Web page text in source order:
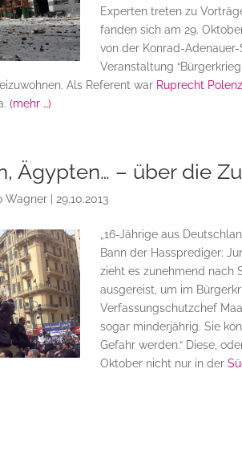
Experten treten zu
fanden sich am 29.
von der Konrad-
Veranstaltung
Als Referent war Ruprecht
(mehr …)
Ägypten… – über die
Wagner 29.10.2013
„16-Jährige aus
Bann der Hassprediger:
zieht es zunehmend nach
ausgereist, um im
Verfassungschutzchef
sogar minderjährig. Sie
Gefahr werden.“ Diese,
Oktober nicht nur in der